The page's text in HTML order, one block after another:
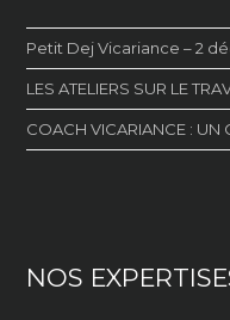
Petit Dej Vicariance – 2
LES ATELIERS SUR LE
COACH VICARIANCE : UN
NOS